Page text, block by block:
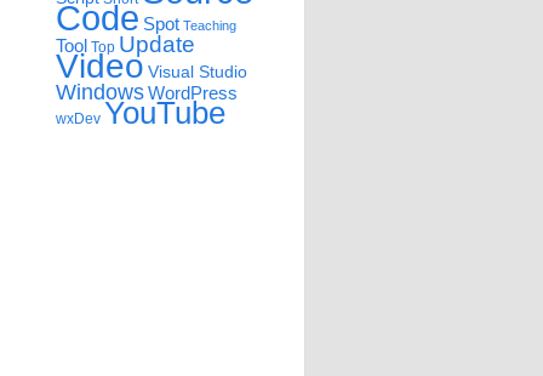
Code Spot Teaching
Tool Top Update
Video Visual Studio
WindowsWordPress
wxDev YouTube